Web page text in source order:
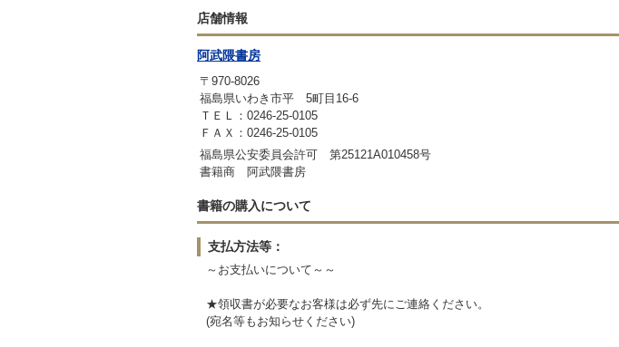
店舗情報
阿武隈書房
〒970-8026
福島県いわき市平 5町目16-6
ＴＥＬ：0246-25-0105
ＦＡＸ：0246-25-0105
福島県公安委員会許可 第25121A010458号
書籍商 阿武隈書房
書籍の購入について
支払方法等：
～お支払いについて～～
★領収書が必要なお客様は必ず先にご連絡ください。
(宛名等もお知らせください)